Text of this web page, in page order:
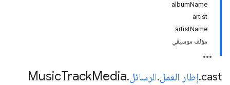
albumName
artist
artistName
مؤلف موسيقي
cast
.إطار العمل.الرسائل.
MusicTrackMedia